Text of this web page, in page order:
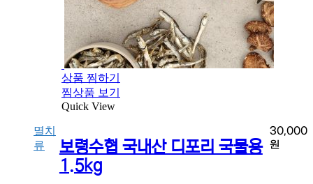
상품 찜하기
찜상품 보기
Quick View
멸치
류
보령수협 국내산 디포리 국물용
1.5kg
30,000
원